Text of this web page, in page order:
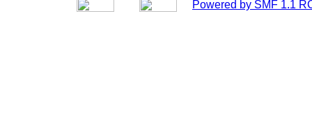
Powered by SMF 1.1